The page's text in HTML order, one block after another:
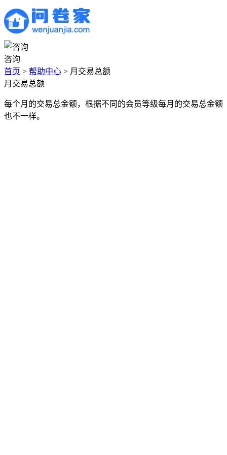
咨询
首页 > 帮助中心 > 月交易总额
月交易总额
每个月的交易总金额，根据不同的会员等级每月的交易总金额
也不一样。